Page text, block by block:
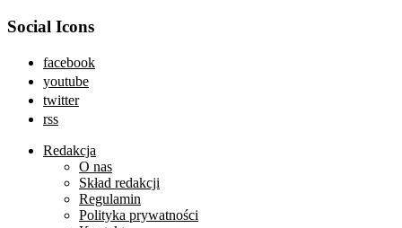
Social Icons
facebook
youtube
twitter
rss
Redakcja
O nas
Skład redakcji
Regulamin
Polityka prywatności